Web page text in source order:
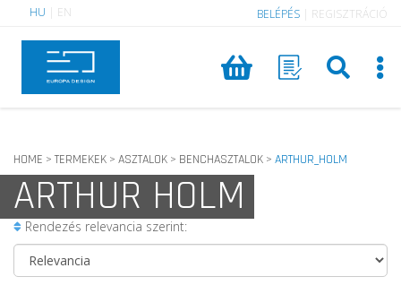
HU EN BELÉPÉS REGISZTRÁCIÓ
HOME > TERMEKEK > ASZTALOK > BENCHASZTALOK > ARTHUR_HOLM
ARTHUR HOLM
Rendezés relevancia szerint: